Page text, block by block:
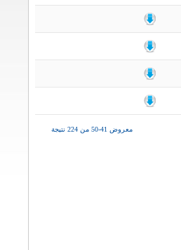
معروض 41-50 من 224 نتيجة